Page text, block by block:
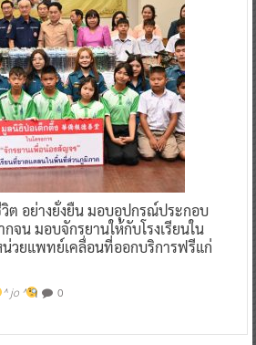
ต อย่างยั่งยืน มอบอุปกรณ์ประกอบ
จน มอบจักรยานให้กับโรงเรียนใน
ยแพทย์เคลื่อนที่ออกบริการฟรีแก่
^ jo ^ 0